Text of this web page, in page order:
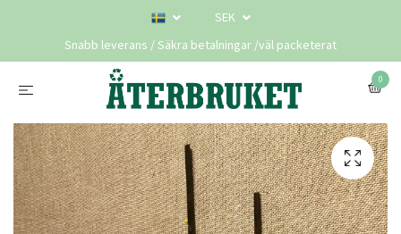
SEK
Snabb leverans / Säkra betalningar /väl packeterat
0